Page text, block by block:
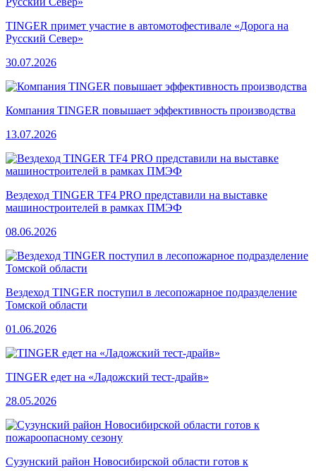
TINGER примет участие в автомотофестивале «Дорога на
Русский Север»
30.07.2026
Компания TINGER повышает эффективность производства
13.07.2026
Вездеход TINGER TF4 PRO представили на выставке
машиностроителей в рамках ПМЭФ
08.06.2026
Вездеход TINGER поступил в лесопожарное подразделение
Томской области
01.06.2026
TINGER едет на «Ладожский тест-драйв»
28.05.2026
Сузунский район Новосибирской области готов к